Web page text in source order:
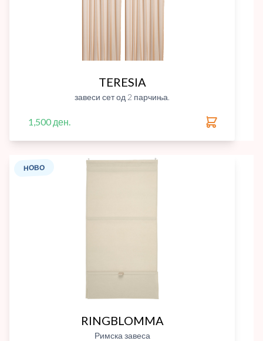
TERESIA
завеси сет од 2 парчиња.
1,500 ден.
НОВО
RINGBLOMMA
Римска завеса